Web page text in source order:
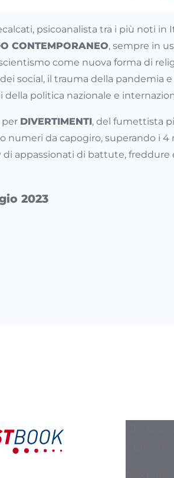
psicoanalista tra i più noti
CONTEMPORANEO, sempre in
come nuova forma di
social, il trauma della pandemia
politica nazionale e
per DIVERTIMENTI, del fumettista
numeri da capogiro, superando i 4
appassionati di battute,
2023